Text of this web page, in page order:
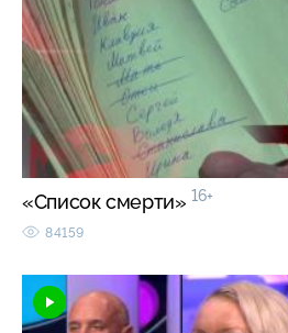
«Список смерти» 16+
84159